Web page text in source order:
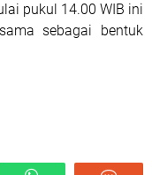
pukul 14.00 WIB ini
sebagai bentuk